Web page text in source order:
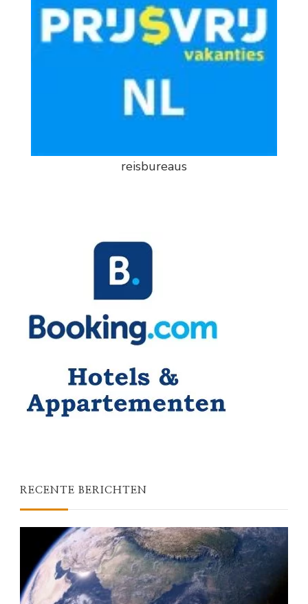
reisbureaus
RECENTE BERICHTEN